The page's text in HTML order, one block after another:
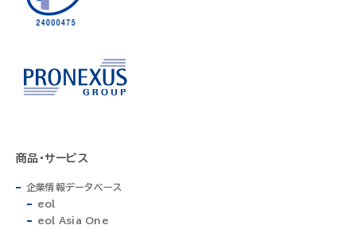
商品・サービス
企業情報データベース
eol
eol Asia One